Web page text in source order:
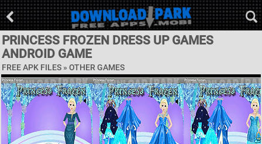
PRINCESS FROZEN DRESS UP GAMES
ANDROID GAME
FREE APK FILES » OTHER GAMES